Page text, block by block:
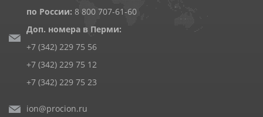
по России: 8 800 707-61-60
Доп. номера в Перми:
+7 (342) 229 75 56
+7 (342) 229 75 12
+7 (342) 229 75 23
ion@procion.ru